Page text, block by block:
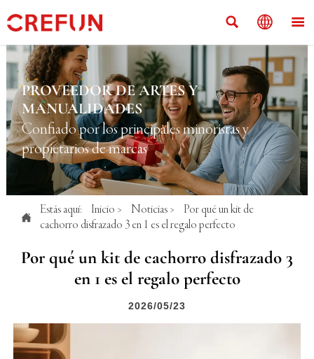
  
PROVEEDOR DE ARTES Y
MANUALIDADES
Confiado por los principales minoristas y
propietarios de marcas

Estás aquí: Inicio > Noticias>
Por qué un kit de
cachorro disfrazado 3 en 1 es el regalo perfecto
Por qué un kit de cachorro disfrazado 3
en 1 es el regalo perfecto
2026/05/23